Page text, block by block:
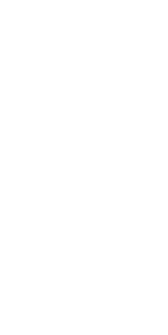
fndSingleDocxServersideLwc,
fndMultiDocxLwc, and
fndMultiPDFConvertLwc